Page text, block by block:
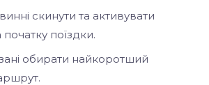
скинути та активувати
поїздки.
обирати найкоротший